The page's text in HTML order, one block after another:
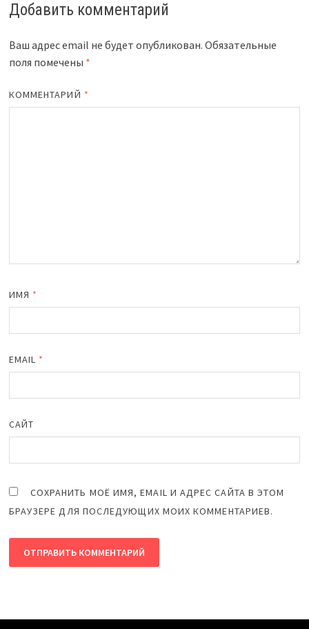
Добавить комментарий
Ваш адрес email не будет опубликован. Обязательные
поля помечены *
КОММЕНТАРИЙ *
ИМЯ *
EMAIL *
САЙТ
СОХРАНИТЬ МОЁ ИМЯ, EMAIL И АДРЕС САЙТА В ЭТОМ
БРАУЗЕРЕ ДЛЯ ПОСЛЕДУЮЩИХ МОИХ КОММЕНТАРИЕВ.